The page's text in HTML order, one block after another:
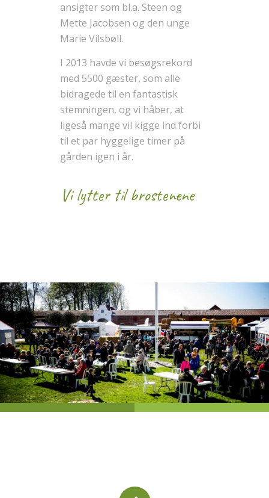
ansigter som bl.a. Steen og
Mette Jacobsen og den unge
Marie Vilsbøll.
I 2013 havde vi besøgsrekord
med 5500 gæster, som alle
bidragede til en fantastisk
stemningen, og vi håber, at
ligeså mange vil kigge ind forbi
til et par hyggelige timer på
gården igen i år.
Vi lytter til brostenene